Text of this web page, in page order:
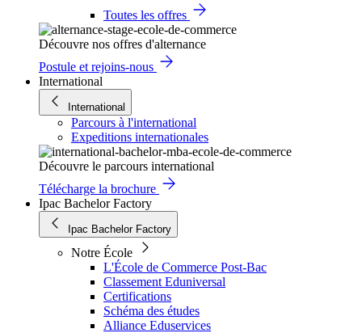
Toutes les offres
Découvre nos offres d'alternance
Postule et rejoins-nous
International
International
Parcours à l'international
Expeditions internationales
Découvre le parcours international
Télécharge la brochure
Ipac Bachelor Factory
Ipac Bachelor Factory
Notre École
L'École de Commerce Post-Bac
Classement Eduniversal
Certifications
Schéma des études
Alliance Eduservices